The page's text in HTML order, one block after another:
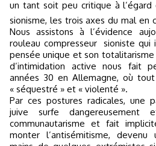
un tant soit peu critique à l’égard
sionisme, les trois axes du mal en
Nous assistons à l’évidence
rouleau compresseur
sioniste qui
pensée unique et son
d’intimidation active nous fait
années 30 en Allemagne, où
« séquestré » et « violenté ».
Par ces postures radicales, une
juive surfe
communautarisme et fait
monter l’antisémitisme,